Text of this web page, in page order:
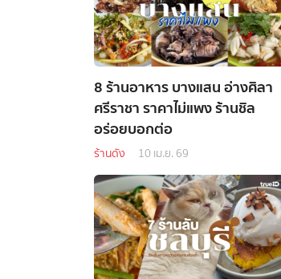
8 ร้านอาหาร บางแสน อ่างศิลา
ศรีราชา ราคาไม่แพง ร้านชิล
อร่อยบอกต่อ
ร้านดัง 10 เม.ย. 69